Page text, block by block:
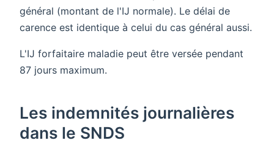
général (montant de l'IJ normale). Le délai de
carence est identique à celui du cas général aussi.
L'IJ forfaitaire maladie peut être versée pendant
87 jours maximum.
Les indemnités journalières
dans le SNDS